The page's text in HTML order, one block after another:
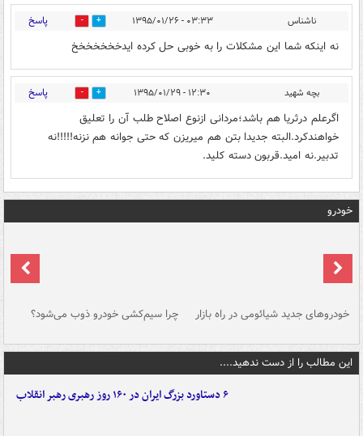
ناشناس ۰۳:۳۳ - ۱۳۹۵/۰۱/۲۶ 0 پاسخ
نه اینکه شما این مشکلات را به خوبی حل کرده ایدخخخخخخخ
بچه شهید ۱۲:۳۰ - ۱۳۹۵/۰۱/۲۹ 0 پاسخ
اگرعلم درثریا هم باشد؛مردانی ازنوع اصلاح طلب آن را تعلیق
خواهندکرد.البته جدیدا بتن هم میریزن که حتی جوانه هم نزنه!!!!!نه
تدبیر.نه امید.قربون دسته کلید.
خودرو
خودروهای جدید شیائومی در راه بازار چرا سیم‌کشی خودرو ذوب می‌شود؟
این مطالب را از دست ندهید....
۶ دستاورد بزرگ ایران در ۱۶۰ روز رهبری رهبر انقلاب